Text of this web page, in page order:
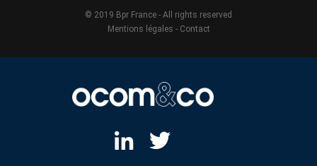
© 2019 Bpr France - All rights reserved
Mentions légales - Contact